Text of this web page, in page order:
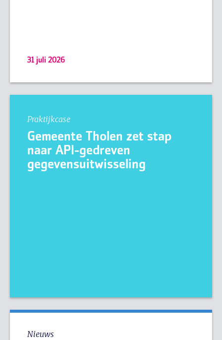
31 juli 2026
Praktijkcase
Gemeente Tholen zet stap
naar API-gedreven
gegevensuitwisseling
Nieuws